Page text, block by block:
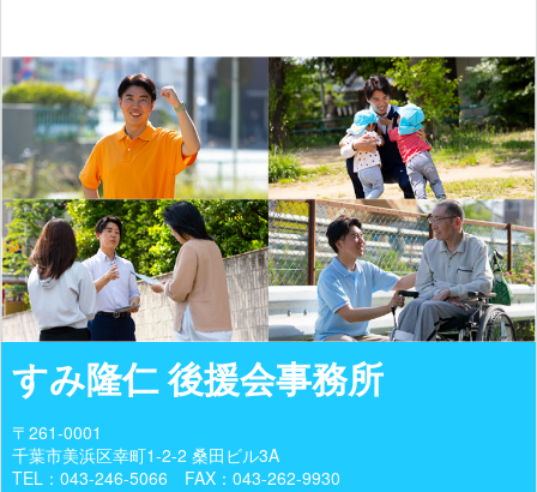
すみ隆仁 後援会事務所
〒261-0001
千葉市美浜区幸町1-2-2 桑田ビル3A
TEL： 043-246-5066 FAX：043-262-9930